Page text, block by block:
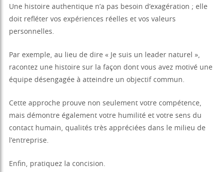
Une histoire authentique n’a pas besoin d’exagération ; elle
doit refléter vos expériences réelles et vos valeurs
personnelles.
Par exemple, au lieu de dire « Je suis un leader naturel »,
racontez une histoire sur la façon dont vous avez motivé une
équipe désengagée à atteindre un objectif commun.
Cette approche prouve non seulement votre compétence,
mais démontre également votre humilité et votre sens du
contact humain, qualités très appréciées dans le milieu de
l’entreprise.
Enfin, pratiquez la concision.